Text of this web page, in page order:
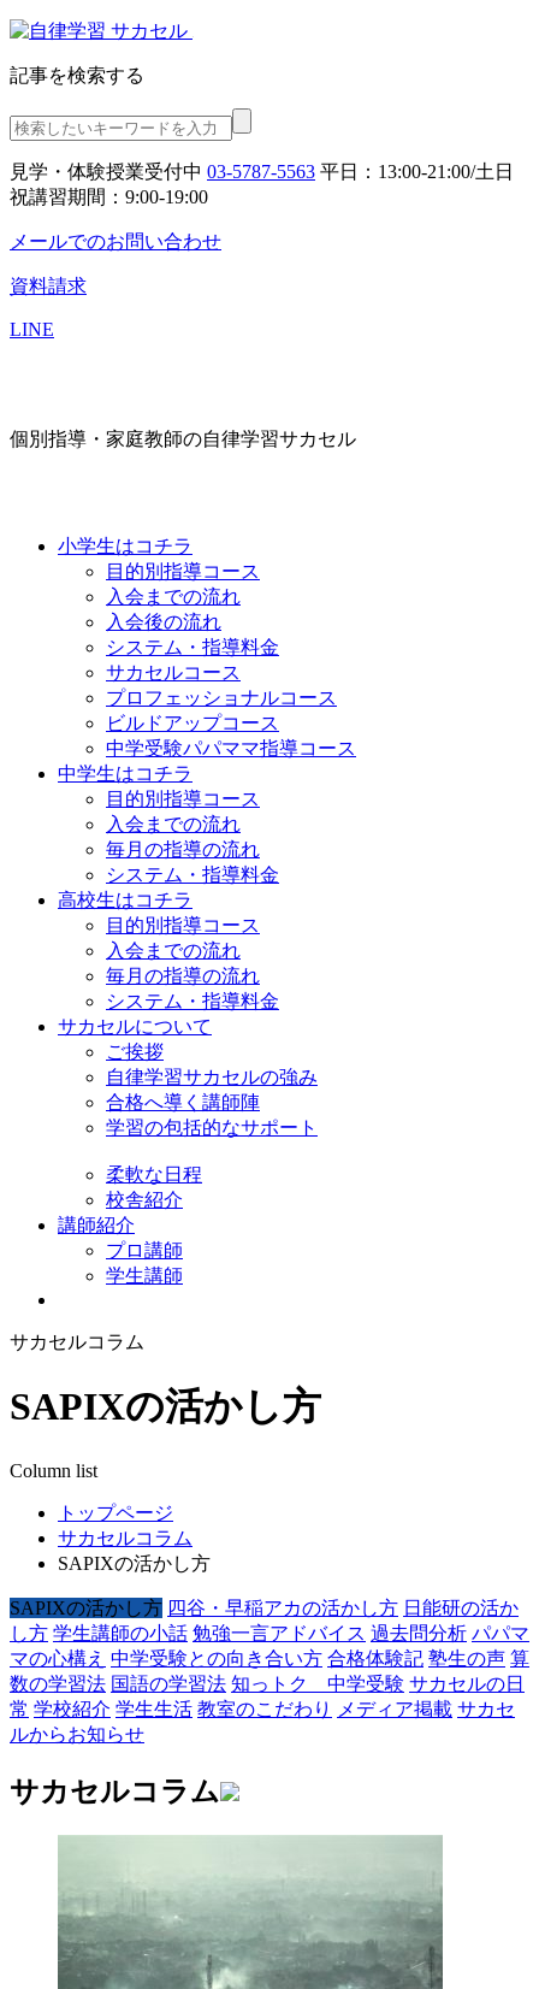
記事を検索する
見学・体験授業受付中 03-5787-5563 平日：13:00-21:00/土日
祝講習期間：9:00-19:00
メールでのお問い合わせ
資料請求
LINE
個別指導・家庭教師の自律学習サカセル
小学生はコチラ
目的別指導コース
入会までの流れ
入会後の流れ
システム・指導料金
サカセルコース
プロフェッショナルコース
ビルドアップコース
中学受験パパママ指導コース
中学生はコチラ
目的別指導コース
入会までの流れ
毎月の指導の流れ
システム・指導料金
高校生はコチラ
目的別指導コース
入会までの流れ
毎月の指導の流れ
システム・指導料金
サカセルについて
ご挨拶
自律学習サカセルの強み
合格へ導く講師陣
学習の包括的なサポート
柔軟な日程
校舎紹介
講師紹介
プロ講師
学生講師
サカセルコラム
SAPIXの活かし方
Column list
トップページ
サカセルコラム
SAPIXの活かし方
SAPIXの活かし方 四谷・早稲アカの活かし方 日能研の活か
し方 学生講師の小話 勉強一言アドバイス 過去問分析 パパマ
マの心構え 中学受験との向き合い方 合格体験記 塾生の声 算
数の学習法 国語の学習法 知っトク 中学受験 サカセルの日
常 学校紹介 学生生活 教室のこだわり メディア掲載 サカセ
ルからお知らせ
サカセルコラム